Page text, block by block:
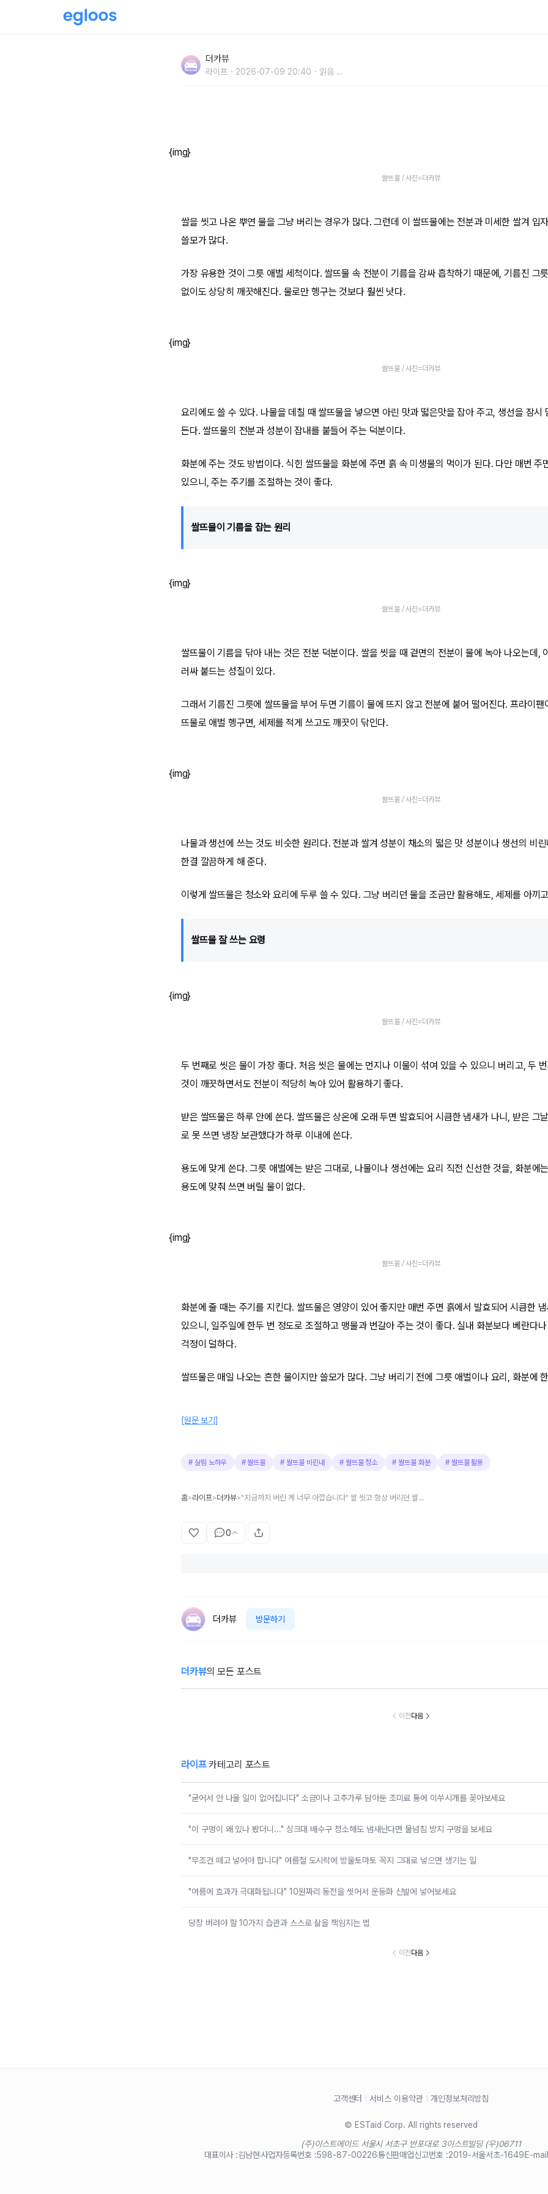
더카뷰
라이프 2026-07-09 20:40 읽음 ...
{img}
쌀뜨물 / 사진=더카뷰
쌀을 씻고 나온 뿌연 물을 그냥 버리는 경우가 많다. 그런데 이 쌀뜨물에는 전분과 미세한 쌀겨 입
쓸모가 많다.
가장 유용한 것이 그릇 애벌 세척이다. 쌀뜨물 속 전분이 기름을 감싸 흡착하기 때문에, 기름진 그
없이도 상당히 깨끗해진다. 물로만 헹구는 것보다 훨씬 낫다.
{img}
쌀뜨물 / 사진=더카뷰
요리에도 쓸 수 있다. 나물을 데칠 때 쌀뜨물을 넣으면 아린 맛과 떫은맛을 잡아 주고, 생선을 잠시
든다. 쌀뜨물의 전분과 성분이 잡내를 붙들어 주는 덕분이다.
화분에 주는 것도 방법이다. 식힌 쌀뜨물을 화분에 주면 흙 속 미생물의 먹이가 된다. 다만 매번 주
있으니, 주는 주기를 조절하는 것이 좋다.
쌀뜨물이 기름을 잡는 원리
{img}
쌀뜨물 / 사진=더카뷰
쌀뜨물이 기름을 닦아 내는 것은 전분 덕분이다. 쌀을 씻을 때 겉면의 전분이 물에 녹아 나오는데,
러싸 붙드는 성질이 있다.
그래서 기름진 그릇에 쌀뜨물을 부어 두면 기름이 물에 뜨지 않고 전분에 붙어 떨어진다. 프라이팬
뜨물로 애벌 헹구면, 세제를 적게 쓰고도 깨끗이 닦인다.
{img}
쌀뜨물 / 사진=더카뷰
나물과 생선에 쓰는 것도 비슷한 원리다. 전분과 쌀겨 성분이 채소의 떫은 맛 성분이나 생선의 비
한결 깔끔하게 해 준다.
이렇게 쌀뜨물은 청소와 요리에 두루 쓸 수 있다. 그냥 버리던 물을 조금만 활용해도, 세제를 아끼
쌀뜨물 잘 쓰는 요령
{img}
쌀뜨물 / 사진=더카뷰
두 번째로 씻은 물이 가장 좋다. 처음 씻은 물에는 먼지나 이물이 섞여 있을 수 있으니 버리고, 두
것이 깨끗하면서도 전분이 적당히 녹아 있어 활용하기 좋다.
받은 쌀뜨물은 하루 안에 쓴다. 쌀뜨물은 상온에 오래 두면 발효되어 시큼한 냄새가 나니, 받은 그
로 못 쓰면 냉장 보관했다가 하루 이내에 쓴다.
용도에 맞게 쓴다. 그릇 애벌에는 받은 그대로, 나물이나 생선에는 요리 직전 신선한 것을, 화분에
용도에 맞춰 쓰면 버릴 물이 없다.
{img}
쌀뜨물 / 사진=더카뷰
화분에 줄 때는 주기를 지킨다. 쌀뜨물은 영양이 있어 좋지만 매번 주면 흙에서 발효되어 시큼한
있으니, 일주일에 한두 번 정도로 조절하고 맹물과 번갈아 주는 것이 좋다. 실내 화분보다 베란다
걱정이 덜하다.
쌀뜨물은 매일 나오는 흔한 물이지만 쓸모가 많다. 그냥 버리기 전에 그릇 애벌이나 요리, 화분에
[원문 보기]
# 살림 노하우 #쌀뜨물 #쌀뜨물 비린내 # 쌀뜨물 청소 #쌀뜨물 화분 # 쌀뜨물 활용
홈>라이프>더카뷰> "지금까지 버린 게 너무 아깝습니다" 쌀 씻고 항상 버리던 쌀뜨물을 살림에 활용하는 4가지 방법
0
더카뷰 방문하기
더카뷰의 모든 포스트
"굳어서 안 나올
"이 구멍이 왜 있
"여름에 효과가 극
짜리 동전을 씻어
"밥 지을 때 한 방
하루가 지나도 갓
"남은 수박은
이전다음
라이프카테고리 포스트
"굳어서 안 나올 일이 없어집니다" 소금이나 고추가루 담아둔 조미료 통에 이쑤시개를 꽂아보세요
"이 구멍이 왜 있나 봤더니..." 싱크대 배수구 청소해도 냄새난다면 물넘침 방지 구멍을 보세요
"무조건 떼고 넣어야 합니다" 여름철 도시락에 방울토마토 꼭지 그대로 넣으면 생기는 일
"여름에 효과가 극대화됩니다" 10원짜리 동전을 씻어서 운동화 신발에 넣어보세요
당장 버려야 할 10가지 습관과 스스로 삶을 책임지는 법
이전다음
고객센터 서비스 이용약관 개인정보처리방침
© ESTaid Corp. All rights reserved
(주)이스트에이드 서울시 서초구 반포대로 3이스트빌딩 (우)06711
대표이사 :김남현사업자등록번호 :598-87-00226통신판매업신고번호 :2019-서울서초-1649E-